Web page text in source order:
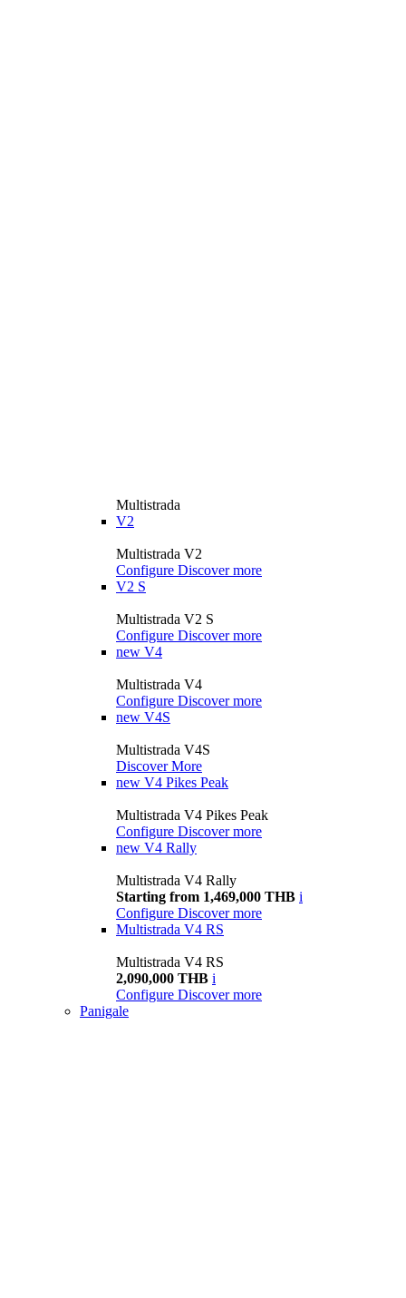
Multistrada
V2
Multistrada V2
Configure Discover more
V2 S
Multistrada V2 S
Configure Discover more
new V4
Multistrada V4
Configure Discover more
new V4S
Multistrada V4S
Discover More
new V4 Pikes Peak
Multistrada V4 Pikes Peak
Configure Discover more
new V4 Rally
Multistrada V4 Rally
Starting from 1,469,000 THB i
Configure Discover more
Multistrada V4 RS
Multistrada V4 RS
2,090,000 THB i
Configure Discover more
Panigale